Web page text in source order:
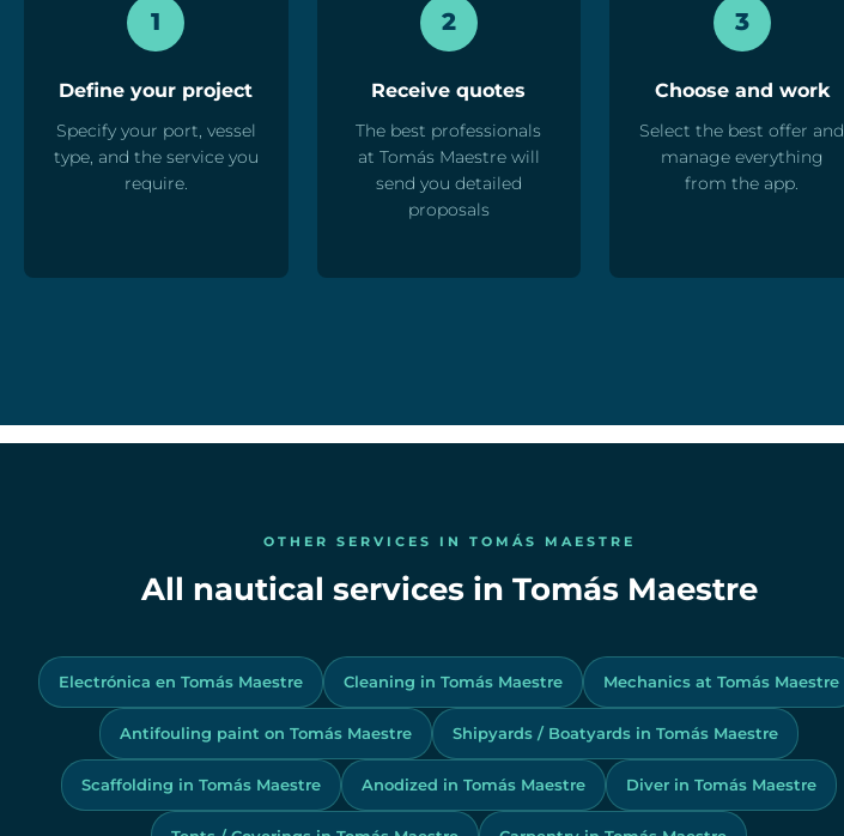
1
Define your project
Specify your port, vessel
type, and the service you
require.
2
Receive quotes
The best professionals
at Tomás Maestre will
send you detailed
proposals
3
Choose and work
Select the best offer and
manage everything
from the app.
OTHER SERVICES IN TOMÁS MAESTRE
All nautical services in Tomás Maestre
Electrónica en Tomás Maestre Cleaning in Tomás Maestre Mechanics at Tomás Maestre
Antifouling paint on Tomás Maestre Shipyards / Boatyards in Tomás Maestre
Scaffolding in Tomás Maestre Anodized in Tomás Maestre Diver in Tomás Maestre